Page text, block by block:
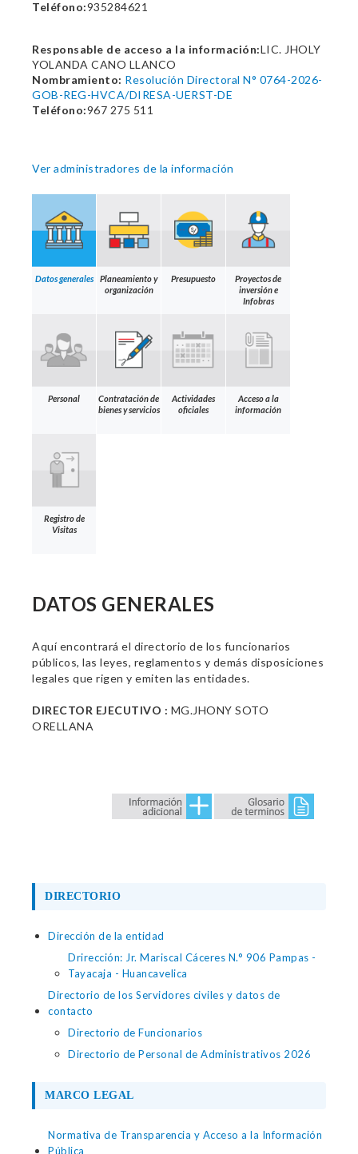
Teléfono:935284621
Responsable de acceso a la información:LIC. JHOLY
YOLANDA CANO LLANCO
Nombramiento: Resolución Directoral N° 0764-2026-
GOB-REG-HVCA/DIRESA-UERST-DE
Teléfono:967 275 511
Ver administradores de la información
Datos generales
Planeamiento y
organización
Presupuesto
Proyectos de
inversión e
Infobras
Personal
Contratación de
bienes y servicios
Actividades
oficiales
Acceso a la
información
Registro de
Visitas
DATOS GENERALES
Aquí encontrará el directorio de los funcionarios
públicos, las leyes, reglamentos y demás disposiciones
legales que rigen y emiten las entidades.
DIRECTOR EJECUTIVO : MG.JHONY SOTO
ORELLANA
DIRECTORIO
Dirección de la entidad
Drirección: Jr. Mariscal Cáceres N.° 906 Pampas -
Tayacaja - Huancavelica
Directorio de los Servidores civiles y datos de
contacto
Directorio de Funcionarios
Directorio de Personal de Administrativos 2026
MARCO LEGAL
Normativa de Transparencia y Acceso a la Información
Pública